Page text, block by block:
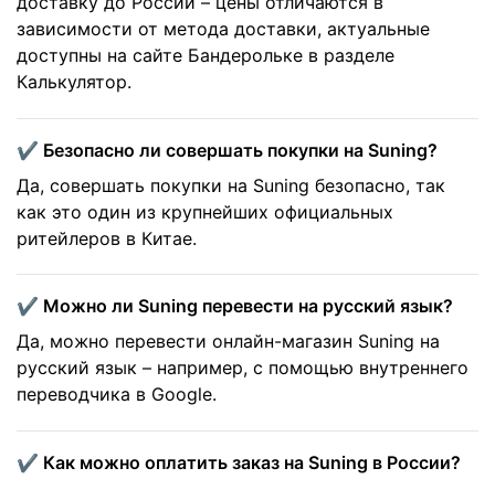
зависимости от метода доставки, актуальные
доступны на сайте Бандерольке в разделе
Калькулятор.
✔️ Безопасно ли совершать покупки на Suning?
Да, совершать покупки на Suning безопасно, так
как это один из крупнейших официальных
ритейлеров в Китае.
✔️ Можно ли Suning перевести на русский язык?
Да, можно перевести онлайн-магазин Suning на
русский язык – например, с помощью внутреннего
переводчика в Google.
✔️ Как можно оплатить заказ на Suning в России?